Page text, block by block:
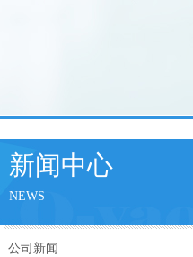
新闻中心
NEWS
公司新闻